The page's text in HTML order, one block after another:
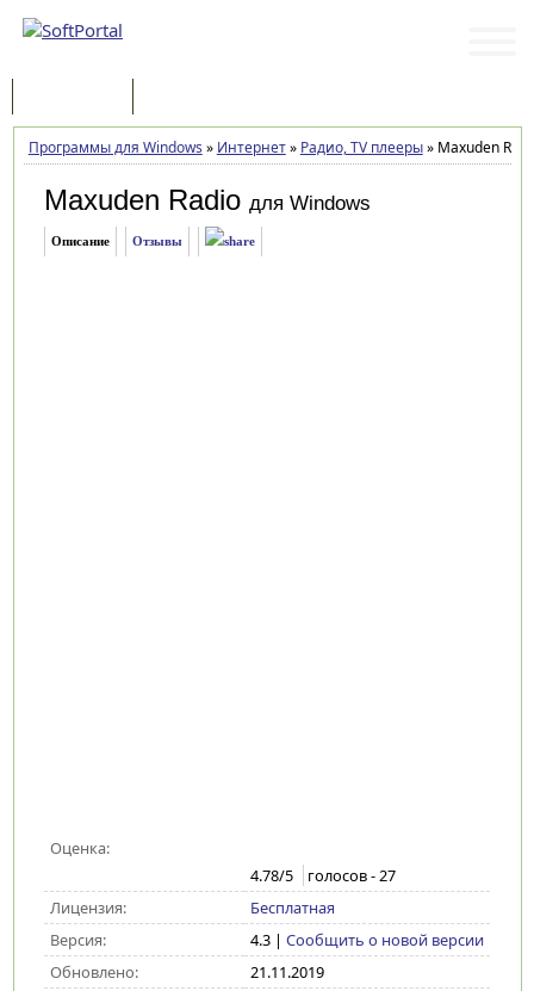
Программы для Windows » Интернет» Радио, TV плееры»Maxuden
Maxuden Radio для Windows
Описание Отзывы
Оценка:
4.78/5 голосов -27
Лицензия:
Бесплатная
Версия:
4.3| Сообщить о новой версии
Обновлено:
21.11.2019